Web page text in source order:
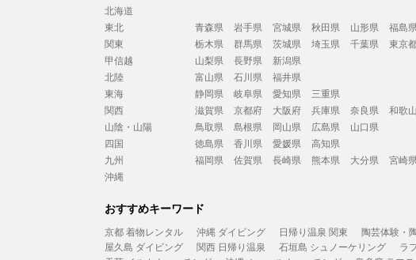
北海道
東北
青森県 岩手県 宮城県 秋田県 山形県
福島県
関東
栃木県 群馬県 茨城県 埼玉県 千葉県 東京
甲信越
山梨県 長野県
新潟県
北陸
富山県 石川県
福井県
東海
静岡県 岐阜県 愛知県
三重県
関西
滋賀県 京都府 大阪府 兵庫県 奈良県
和歌
山陰・山陽
鳥取県 島根県 岡山県 広島県
山口県
四国
徳島県 香川県 愛媛県
高知県
九州
福岡県 佐賀県 長崎県 熊本県 大分県 宮崎県
沖縄
おすすめキーワード
京都 着物レンタル 沖縄 ダイビング 日帰り温泉 関東 陶芸体験・
屋久島 ダイビング
関西 日帰り温泉 石垣島 シュノーケリング ラ